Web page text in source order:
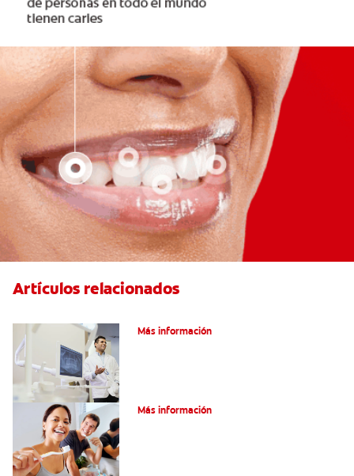
Artículos relacionados
Más información
Más información